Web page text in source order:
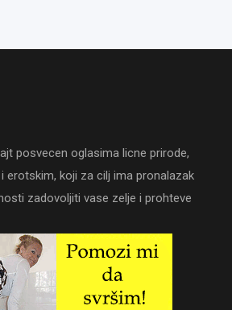
posvecen oglasima licne prirode,
erotskim, koji za cilj ima pronalazak
zadovoljiti vase zelje i prohteve